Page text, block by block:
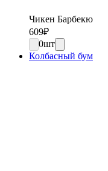
Чикен Барбекю
609₽
0шт
Колбасный бум